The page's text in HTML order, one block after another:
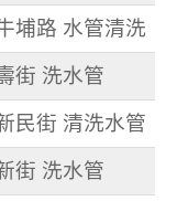
埔路 水管清洗
街 洗水管
民街 清洗水管
街 洗水管